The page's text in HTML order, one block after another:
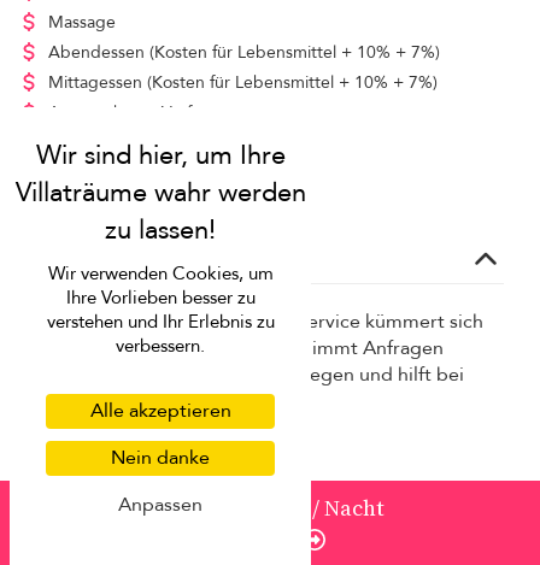
von1.318 USD
/ Nacht
Massage
Abendessen (Kosten für Lebensmittel + 10% + 7%)
Mittagessen (Kosten für Lebensmittel + 10% + 7%)
Auto steht zur Verfügung
Fahrer
(Kontakt)
Concierge-dienst
Unser kostenloser Concierge-Service kümmert sich
um die Planung vor der Reise, nimmt Anfragen
während Ihres Aufenthalts entgegen und hilft bei
allem, was dazwischen steckt!
Babystühle, Kinderbetten, Schnüre
Lebensmittelgeschäfte
Wir verwenden Cookies, um
Ihre Vorlieben besser zu
verstehen und Ihr Erlebnis zu
verbessern.
Alle akzeptieren
Nein danke
Anpassen